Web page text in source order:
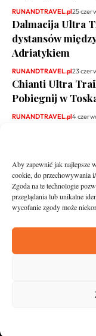
Aby zapewnić jak najlepsze
cookie, do przechowywania
Zgoda na te technologie
przeglądania lub unikalne
wycofanie zgody może
RUNANDTRAVEL.pl25
Dalmacija Ultra
dystansów
Adriatykiem
RUNANDTRAVEL.pl23
Chianti Ultra
Pobiegnij w
RUNANDTRAVEL.pl4
Asfalt